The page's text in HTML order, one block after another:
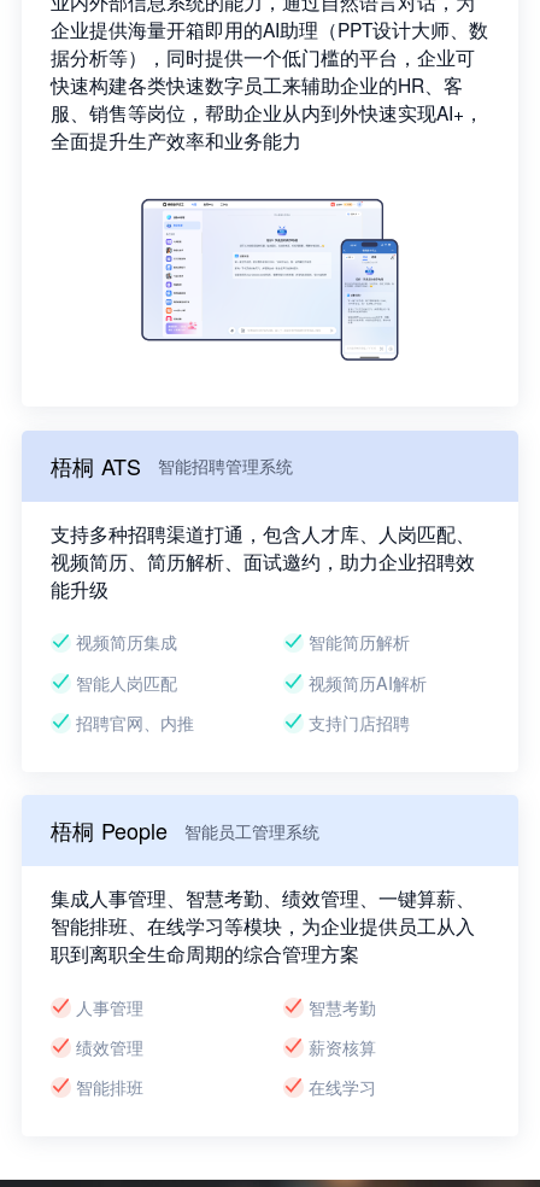
企业提供海量开箱即用的AI助理（PPT设计大师、数
据分析等），同时提供一个低门槛的平台，企业可
快速构建各类快速数字员工来辅助企业的HR、客
服、销售等岗位，帮助企业从内到外快速实现AI+，
全面提升生产效率和业务能力
梧桐 ATS 智能招聘管理系统
支持多种招聘渠道打通，包含人才库、人岗匹配、
视频简历、简历解析、面试邀约，助力企业招聘效
能升级
视频简历集成
智能简历解析
智能人岗匹配
视频简历AI解析
招聘官网、内推
支持门店招聘
梧桐 People 智能员工管理系统
集成人事管理、智慧考勤、绩效管理、一键算薪、
智能排班、在线学习等模块，为企业提供员工从入
职到离职全生命周期的综合管理方案
人事管理
智慧考勤
绩效管理
薪资核算
智能排班
在线学习